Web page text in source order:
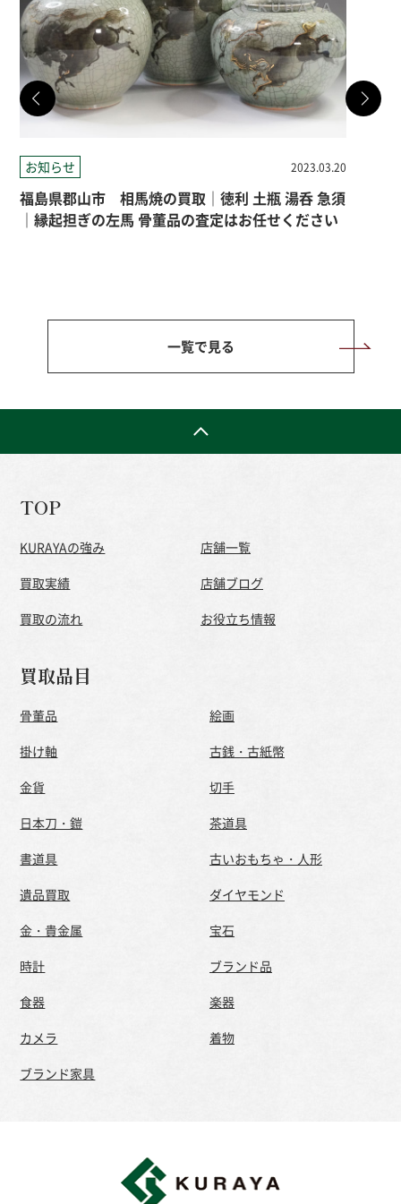
お知らせ 2023.03.20
福島県郡山市 相馬焼の買取｜徳利 土瓶 湯呑 急須
｜縁起担ぎの左馬 骨董品の査定はお任せください
一覧で見る
TOP
KURAYAの強み
買取実績
買取の流れ
店舗一覧
店舗ブログ
お役立ち情報
買取品目
骨董品
絵画
掛け軸
古銭・古紙幣
金貨
切手
日本刀・鎧
茶道具
書道具
古いおもちゃ・人形
遺品買取
ダイヤモンド
金・貴金属
宝石
時計
ブランド品
食器
楽器
カメラ
着物
ブランド家具